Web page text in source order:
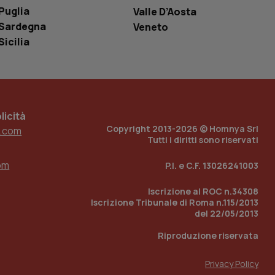
Valle D’Aosta
Veneto
Copyright 2013-2026 © Homnya Srl
Tutti i diritti sono riservati
P.I. e C.F. 13026241003
Iscrizione al ROC n.34308
Iscrizione Tribunale di Roma n.115/2013
del 22/05/2013
Riproduzione riservata
Privacy Policy
di
traccia
incorporati
la gestione
per abilitare il